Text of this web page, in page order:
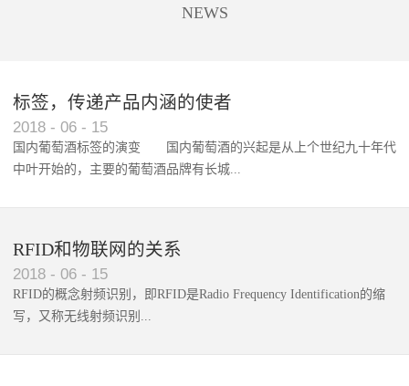
NEWS
标签，传递产品内涵的使者
2018 - 06 - 15
国内葡萄酒标签的演变 国内葡萄酒的兴起是从上个世纪九十年代
中叶开始的，主要的葡萄酒品牌有长城...
RFID和物联网的关系
2018 - 06 - 15
RFID的概念射频识别，即RFID是Radio Frequency Identification的缩
写，又称无线射频识别...